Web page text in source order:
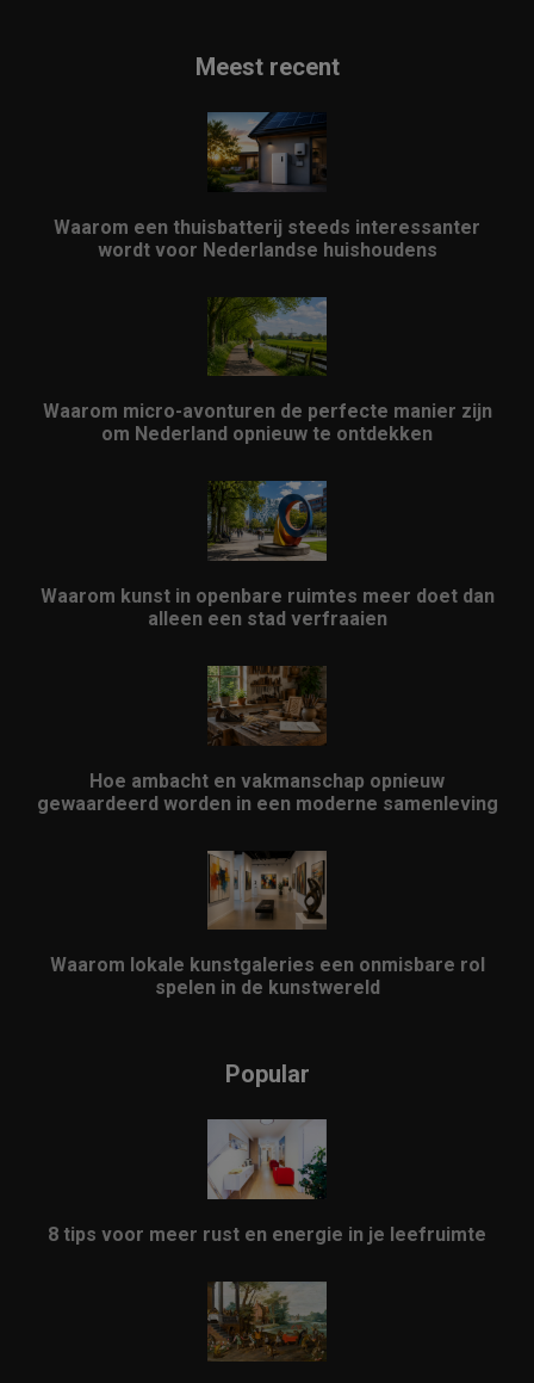
Meest recent
Waarom een thuisbatterij steeds interessanter
wordt voor Nederlandse huishoudens
Waarom micro-avonturen de perfecte manier zijn
om Nederland opnieuw te ontdekken
Waarom kunst in openbare ruimtes meer doet dan
alleen een stad verfraaien
Hoe ambacht en vakmanschap opnieuw
gewaardeerd worden in een moderne samenleving
Waarom lokale kunstgaleries een onmisbare rol
spelen in de kunstwereld
Popular
8 tips voor meer rust en energie in je leefruimte